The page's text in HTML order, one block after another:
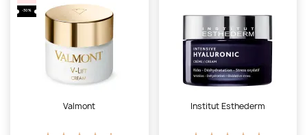
-30%
Valmont Institut Esthederm